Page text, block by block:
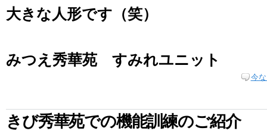
大きな人形です（笑）
みつえ秀華苑 すみれユニット
今
きび秀華苑での機能訓練のご紹介